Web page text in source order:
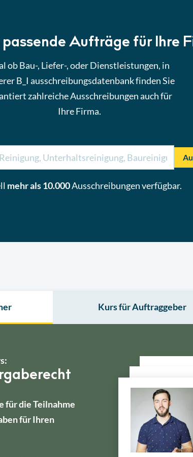
passende Aufträge für Ihre
ob Bau-, Liefer-, oder Dienstleistungen, in
B_I ausschreibungsdatenbank finden Sie
zahlreiche Ausschreibungen auch für
Ihre Firma.
mehr als 10.000Ausschreibungen verfügbar.
Kurs für Auftraggeber
für die Teilnahme
für Ihren